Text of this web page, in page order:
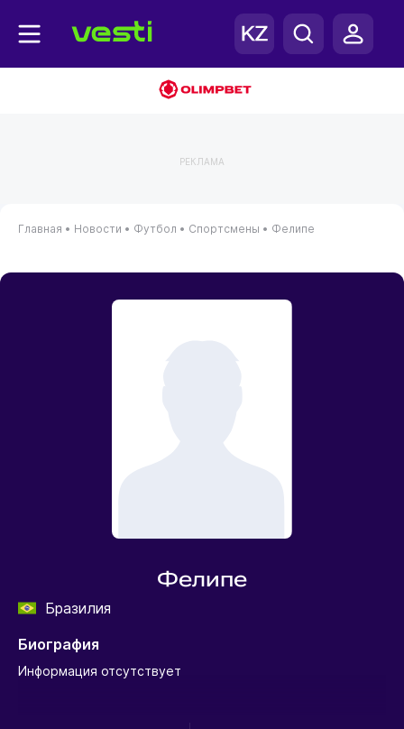
РЕКЛАМА
Главная • Новости • Футбол • Спортсмены • Фелипе
Фелипе
Бразилия
Биография
Информация отсутствует